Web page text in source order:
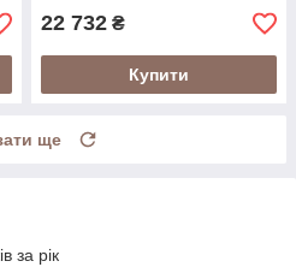
22 732 ₴
Купити
ще
за рік